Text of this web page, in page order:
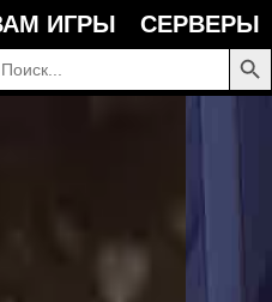
ИГРЫ
СЕРВЕРЫ
КНОПКА